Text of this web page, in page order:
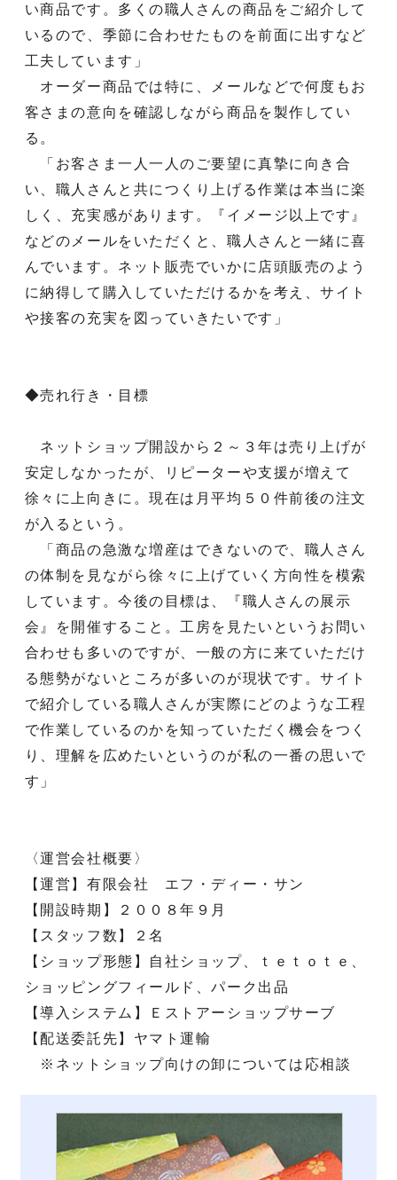
い商品です。多くの職人さんの商品をご紹介して
いるので、季節に合わせたものを前面に出すなど
工夫しています」
オーダー商品では特に、メールなどで何度もお
客さまの意向を確認しながら商品を製作してい
る。
「お客さま一人一人のご要望に真摯に向き合
い、職人さんと共につくり上げる作業は本当に楽
しく、充実感があります。『イメージ以上です』
などのメールをいただくと、職人さんと一緒に喜
んでいます。ネット販売でいかに店頭販売のよう
に納得して購入していただけるかを考え、サイト
や接客の充実を図っていきたいです」
◆売れ行き・目標
ネットショップ開設から２～３年は売り上げが
安定しなかったが、リピーターや支援が増えて
徐々に上向きに。現在は月平均５０件前後の注文
が入るという。
「商品の急激な増産はできないので、職人さん
の体制を見ながら徐々に上げていく方向性を模索
しています。今後の目標は、『職人さんの展示
会』を開催すること。工房を見たいというお問い
合わせも多いのですが、一般の方に来ていただけ
る態勢がないところが多いのが現状です。サイト
で紹介している職人さんが実際にどのような工程
で作業しているのかを知っていただく機会をつく
り、理解を広めたいというのが私の一番の思いで
す」
〈運営会社概要〉
【運営】有限会社 エフ・ディー・サン
【開設時期】２００８年９月
【スタッフ数】２名
【ショップ形態】自社ショップ、ｔｅｔｏｔｅ、
ショッピングフィールド、パーク出品
【導入システム】Ｅストアーショップサーブ
【配送委託先】ヤマト運輸
※ネットショップ向けの卸については応相談